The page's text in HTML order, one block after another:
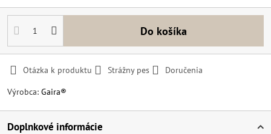
Do košíka
Otázka k produktu Strážny pes
Doručenia
Výrobca: Gaira®
Doplnkové informácie